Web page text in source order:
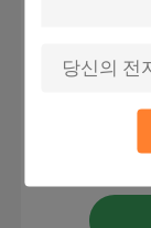
모이산니트
모이산니트
모이산니트